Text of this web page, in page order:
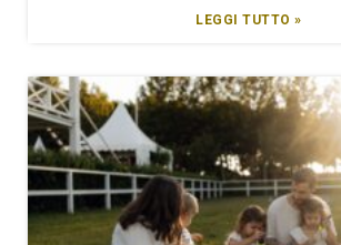
LEGGI TUTTO »